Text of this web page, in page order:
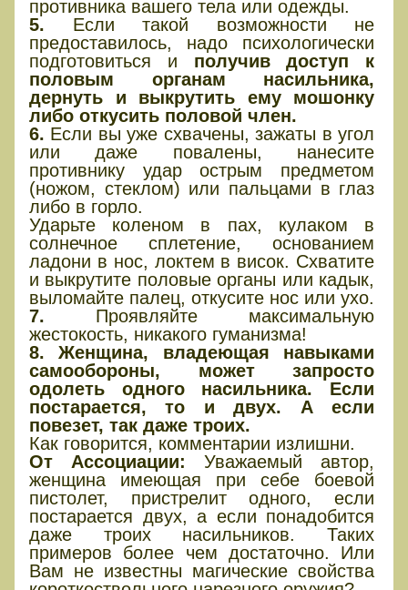
противника вашего тела или одежды.
5. Если такой возможности не
предоставилось, надо психологически
подготовиться и получив доступ к
половым органам насильника,
дернуть и выкрутить ему мошонку
либо откусить половой член.
6. Если вы уже схвачены, зажаты в угол
или даже повалены, нанесите
противнику удар острым предметом
(ножом, стеклом) или пальцами в глаз
либо в горло.
Ударьте коленом в пах, кулаком в
солнечное сплетение, основанием
ладони в нос, локтем в висок. Схватите
и выкрутите половые органы или кадык,
выломайте палец, откусите нос или ухо.
7. Проявляйте максимальную
жестокость, никакого гуманизма!
8. Женщина, владеющая навыками
самообороны, может запросто
одолеть одного насильника. Если
постарается, то и двух. А если
повезет, так даже троих.
Как говорится, комментарии излишни.
От Ассоциации: Уважаемый автор,
женщина имеющая при себе боевой
пистолет, пристрелит одного, если
постарается двух, а если понадобится
даже троих насильников. Таких
примеров более чем достаточно. Или
Вам не известны магические свойства